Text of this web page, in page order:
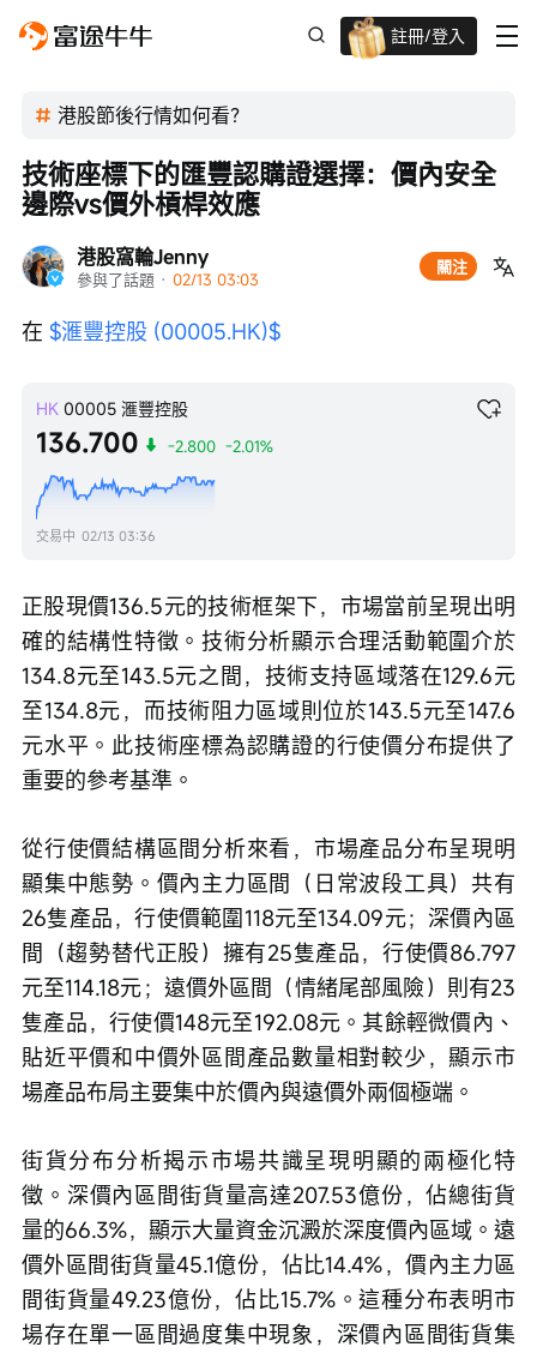
註冊/登入
迎新驚喜賞 股票/BTC等任你揀!
港股節後行情如何看？
港股窩輪Jenny
參與了話題 · 02/13 03:03
關注
技術座標下的匯豐認購證選擇：價內安全
邊際vs價外槓桿效應
在 $滙豐控股 (00005.HK)$
HK 00005 滙豐控股
136.700 -2.800 -2.01%
交易中 02/13 03:36
正股現價136.5元的技術框架下，市場當前呈現出明
確的結構性特徵。技術分析顯示合理活動範圍介於
134.8元至143.5元之間，技術支持區域落在129.6元
至134.8元，而技術阻力區域則位於143.5元至147.6
元水平。此技術座標為認購證的行使價分布提供了
重要的參考基準。
從行使價結構區間分析來看，市場產品分布呈現明
顯集中態勢。價內主力區間（日常波段工具）共有
26隻產品，行使價範圍118元至134.09元；深價內區
間（趨勢替代正股）擁有25隻產品，行使價86.797
元至114.18元；遠價外區間（情緒尾部風險）則有23
隻產品，行使價148元至192.08元。其餘輕微價內、
貼近平價和中價外區間產品數量相對較少，顯示市
場產品布局主要集中於價內與遠價外兩個極端。
街貨分布分析揭示市場共識呈現明顯的兩極化特
徵。深價內區間街貨量高達207.53億份，佔總街貨
量的66.3%，顯示大量資金沉澱於深度價內區域。遠
價外區間街貨量45.1億份，佔比14.4%，價內主力區
間街貨量49.23億份，佔比15.7%。這種分布表明市
場存在單一區間過度集中現象，深價內區間街貨集